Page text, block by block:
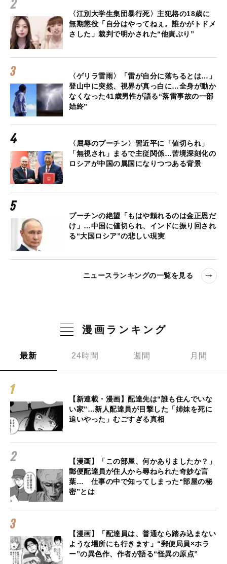
〈江別大学生集団暴行死〉主犯格の18歳に
無期懲役「自分はやってねぇ。誰かがトドメ
さした」裁判で明かされた“他責ぶり”
〈ゲリラ雷雨〉「雷が自分に落ちるとは…」
登山中に突然、視界が真っ白に…全身が動か
なくなった41歳男性が語る“落雷事故の一部
始終”
〈屈辱のプーチン〉習近平に「値切られ」
「無視され」まるで主従関係…苦境深刻化の
ロシアが中国の属国になりつつある背景
プーチンの絶望「もはや頼れるのは金正恩だ
け」…中国に値切られ、インドに振り回され
る“大国ロシア”の悲しい現実
ニュースランキングの一覧を見る
漫画ランキング
最新 24時間 週間 月間
【新連載・漫画】配達先は“誰も住んでいな
い家”…新人配達員が目撃した「姉妹を死に
追いやった」むごすぎる真相
【漫画】「この部屋、何かありましたか？」
郵便配達員が住人から尋ねられた奇妙な言
葉… 仕事の中で知ってしまった“部屋の秘
密”とは
【漫画】「配達員は、普通なら踏み込まない
ような場所にも行きます」“郵便局員×ホラ
ー”の異色作、作者が語る“怪異の原点”